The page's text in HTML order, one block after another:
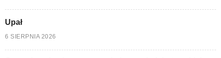
Upał
6 SIERPNIA 2026